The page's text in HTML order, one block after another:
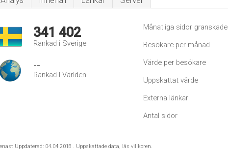
341 402
Rankad i Sverige
--
Rankad I Världen
Månatliga sidor granskade
Besökare per månad
Värde per besökare
Uppskattat värde
Externa länkar
Antal sidor
Uppdaterad: 04.04.2018 . Uppskattade data, läs villkoren.